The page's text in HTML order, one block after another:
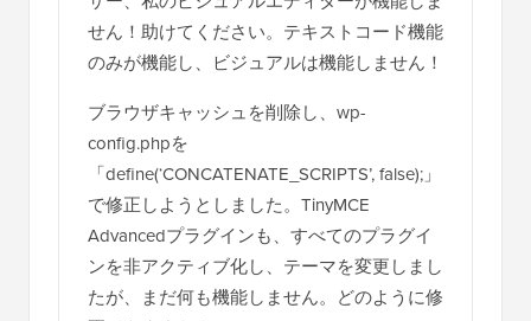
サー、私のビジュアルエディターが機能しま
せん！助けてください。テキストコード機能
のみが機能し、ビジュアルは機能しません！
ブラウザキャッシュを削除し、wp-
config.phpを
「define(‘CONCATENATE_SCRIPTS’, false);」
で修正しようとしました。TinyMCE
Advancedプラグインも、すべてのプラグイ
ンを非アクティブ化し、テーマを変更しまし